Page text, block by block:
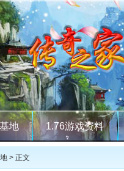
地 1.76游戏资料
> 正文